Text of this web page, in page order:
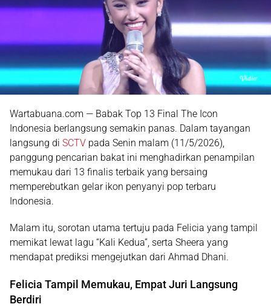
Wartabuana.com — Babak Top 13 Final The Icon
Indonesia berlangsung semakin panas. Dalam tayangan
langsung di SCTV pada Senin malam (11/5/2026),
panggung pencarian bakat ini menghadirkan penampilan
memukau dari 13 finalis terbaik yang bersaing
memperebutkan gelar ikon penyanyi pop terbaru
Indonesia.
Malam itu, sorotan utama tertuju pada Felicia yang tampil
memikat lewat lagu “Kali Kedua”, serta Sheera yang
mendapat prediksi mengejutkan dari Ahmad Dhani.
Felicia Tampil Memukau, Empat Juri Langsung
Berdiri